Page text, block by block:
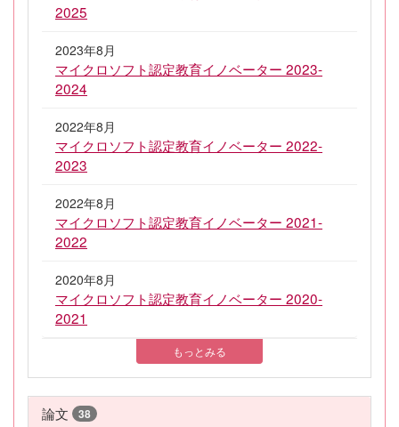
2025
2023年8月
マイクロソフト認定教育イノベーター 2023-
2024
2022年8月
マイクロソフト認定教育イノベーター 2022-
2023
2022年8月
マイクロソフト認定教育イノベーター 2021-
2022
2020年8月
マイクロソフト認定教育イノベーター 2020-
2021
もっとみる
論文 38